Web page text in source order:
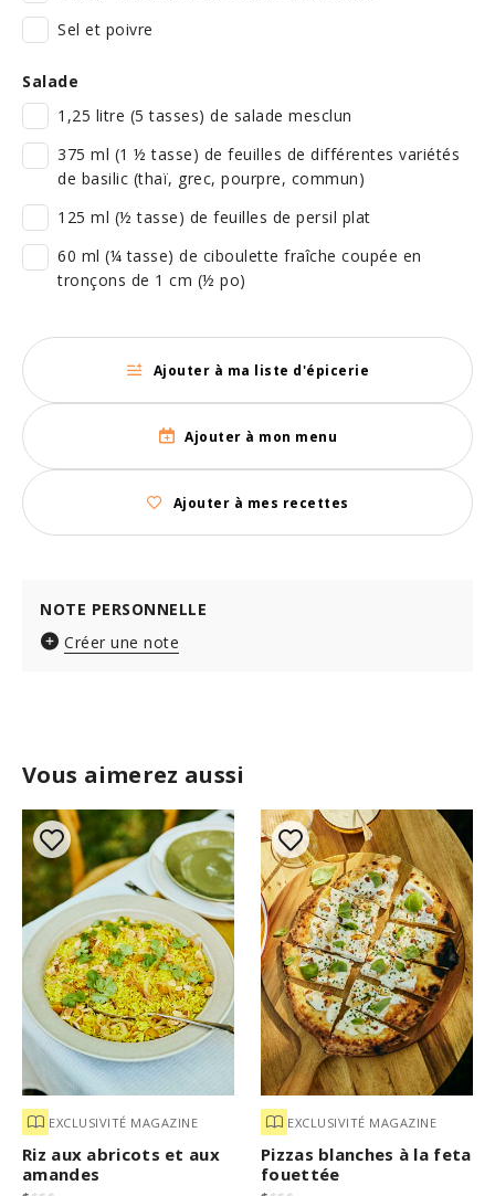
Vous aimerez aussi
EXCLUSIVITÉ MAGAZINE
Riz aux abricots et aux
amandes
EXCLUSIVITÉ MAGAZINE
Pizzas blanches à la feta
fouettée
Sel et poivre
Salade
1,25 litre (5 tasses) de salade mesclun
375 ml (1 ½ tasse) de feuilles de différentes variétés
de basilic (thaï, grec, pourpre, commun)
125 ml (½ tasse) de feuilles de persil plat
60 ml (¼ tasse) de ciboulette fraîche coupée en
tronçons de 1 cm (½ po)
Ajouter à ma liste d'épicerie
Ajouter à mon menu
Ajouter à mes recettes
NOTE PERSONNELLE
Créer une note